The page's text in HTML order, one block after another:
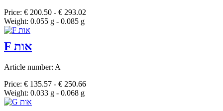
Price: € 200.50 - € 293.02
Weight: 0.055 g - 0.085 g
F אות
Article number: A
Price: € 135.57 - € 250.66
Weight: 0.033 g - 0.068 g